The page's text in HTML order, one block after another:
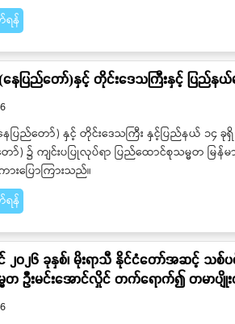
န်
ေပြည်တော်)နှင့် တိုင်းဒေသကြီးနှင့် ပြည်နယ်မ
ေပြည်တော်) နှင့် တိုင်းဒေသကြီး နှင့်ပြည်နယ် ၁၄
ော်) ၌ ကျင်းပပြုလုပ်ရာ ပြည်ထောင်စုသမ္မတ မ
ားပြောကြားသည်။
န်
၂၀၂၆ ခုနှစ်၊ မိုးရာသီ နိုင်ငံတော်အဆင့် သစ်ပ
တ ဦးမင်းအောင်လှိုင် တက်ရောက်၍ တမာပျိုး